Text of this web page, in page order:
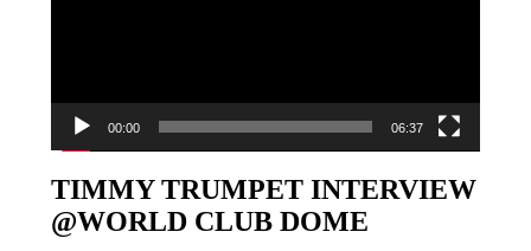
00:00 06:37
TIMMY TRUMPET INTERVIEW
@WORLD CLUB DOME